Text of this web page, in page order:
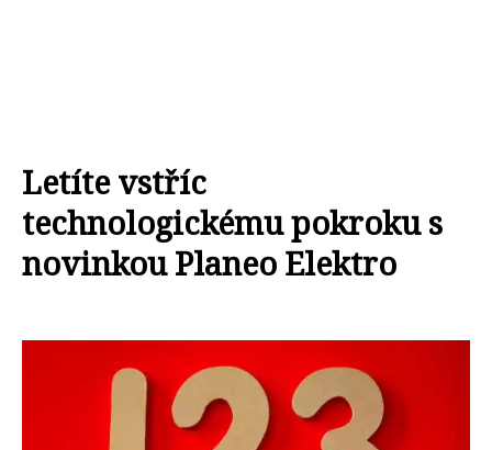
Letíte vstříc
technologickému pokroku s
novinkou Planeo Elektro